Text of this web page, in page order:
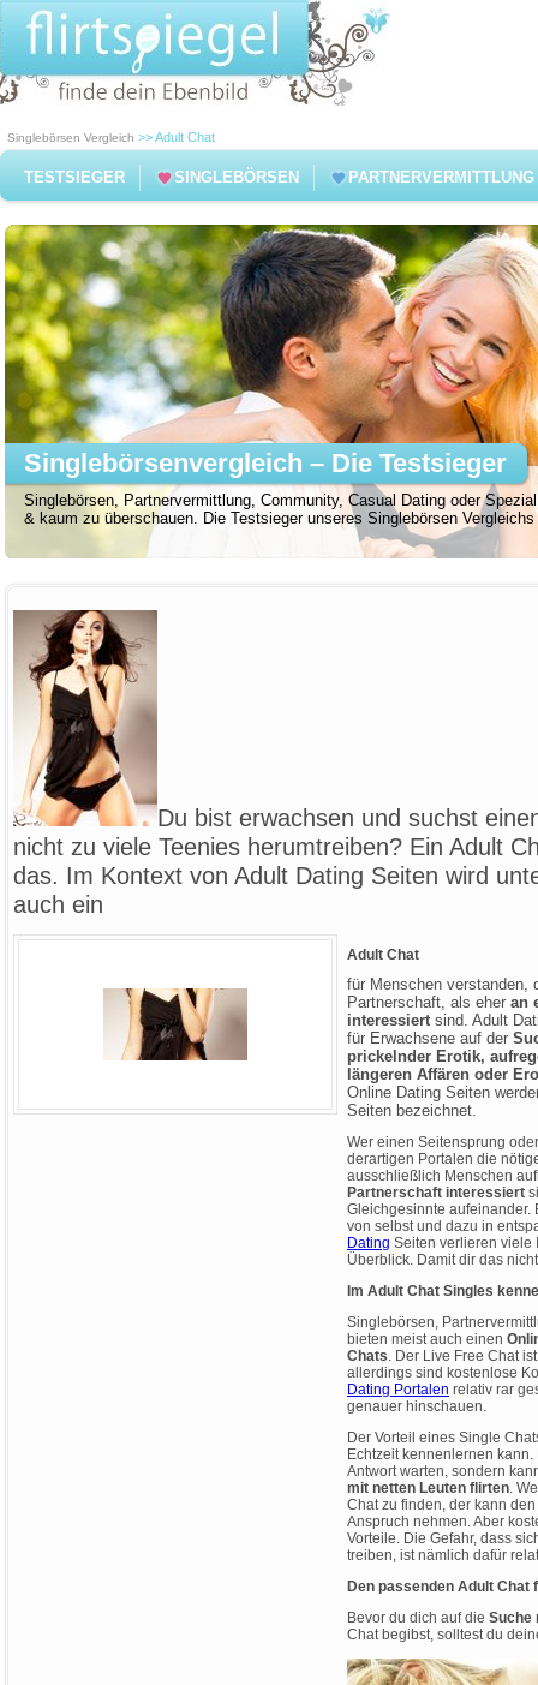
Singlebörsen Vergleich >> Adult Chat
TESTSIEGER SINGLEBÖRSEN PARTNERVERMITTLUNG
Singlebörsen, Partnervermittlung, Community, Casual Dating oder
& kaum zu überschauen. Die Testsieger unseres Singlebörsen
Singlebörsenvergleich – Die Testsieger
Du bist erwachsen und suchst
nicht zu viele Teenies herumtreiben? Ein Adult
das. Im Kontext von Adult Dating Seiten wird
auch ein
Adult Chat
für Menschen verstanden,
Partnerschaft, als eher an
interessiert sind. Adult
für Erwachsene auf der
prickelnder Erotik,
längeren Affären oder
Online Dating Seiten
Seiten bezeichnet.
Wer einen Seitensprung
derartigen Portalen die
ausschließlich Menschen
Partnerschaft interessiert
Gleichgesinnte aufeinander.
von selbst und dazu in
Dating Seiten verlieren viele
Überblick. Damit dir das
Im Adult Chat Singles
Singlebörsen,
bieten meist auch einen
Chats. Der Live Free Chat
allerdings sind kostenlose
Dating Portalen relativ rar
genauer hinschauen.
Der Vorteil eines Single
Echtzeit kennenlernen
Antwort warten, sondern
mit netten Leuten flirten.
Chat zu finden, der kann
Anspruch nehmen. Aber
Vorteile. Die Gefahr, dass
treiben, ist nämlich dafür
Den passenden Adult Chat
Bevor du dich auf die Suche
Chat begibst, solltest du